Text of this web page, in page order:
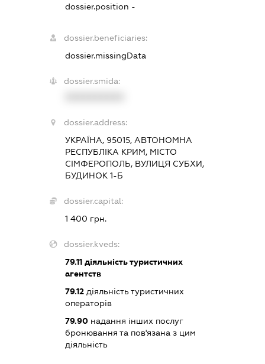
dossier.position -
dossier.beneficiaries:
dossier.missingData
dossier.smida:
dossier.address:
УКРАЇНА, 95015, АВТОНОМНА
РЕСПУБЛІКА КРИМ, МІСТО
СІМФЕРОПОЛЬ, ВУЛИЦЯ СУБХИ,
БУДИНОК 1-Б
dossier.capital:
1 400 грн.
dossier.kveds:
79.11діяльність туристичних
агентств
79.12діяльність туристичних
операторів
79.90надання інших послуг
бронювання та пов'язана з цим
діяльність